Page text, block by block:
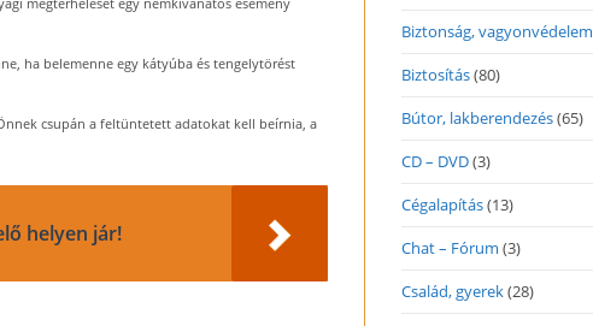
ha belemenne egy kátyúba és tengelytörést
csupán a feltüntetett adatokat kell beírnia, a
helyen jár!
Biztonság, vagyonvédelem
Biztosítás(80)
Bútor, lakberendezés(65)
CD – DVD(3)
Cégalapítás(13)
Chat – Fórum (3)
Család, gyerek(28)